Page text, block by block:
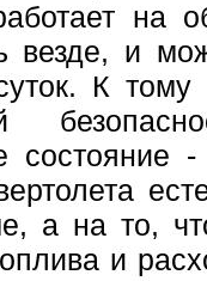
на
везде, и
К
а на то,
и